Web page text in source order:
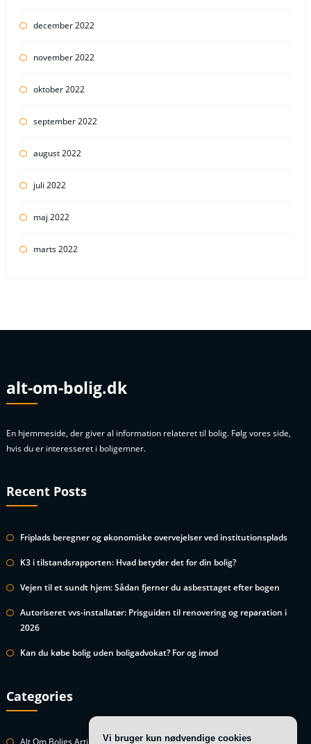
december 2022
november 2022
oktober 2022
september 2022
august 2022
juli 2022
maj 2022
marts 2022
alt-om-bolig.dk
En hjemmeside, der giver al information relateret til bolig. Følg vores side,
hvis du er interesseret i boligemner.
Recent Posts
Friplads beregner og økonomiske overvejelser ved institutionsplads
K3 i tilstandsrapporten: Hvad betyder det for din bolig?
Vejen til et sundt hjem: Sådan fjerner du asbesttaget efter bogen
Autoriseret vvs-installatør: Prisguiden til renovering og reparation i
2026
Kan du købe bolig uden boligadvokat? For og imod
Categories
Vi bruger kun nødvendige cookies